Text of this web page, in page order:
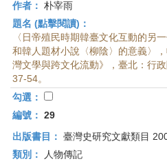
作者： 朴宰雨
題名 (點擊閱讀)：
〈日帝殖民時期韓臺文化互動的另
和韓人題材小說〈柳陰〉的意義〉
灣文學與跨文化流動》，臺北：行
37-54。
勾選：
編號： 29
出版書目： 臺灣史研究文獻類目
類別：
人物傳記